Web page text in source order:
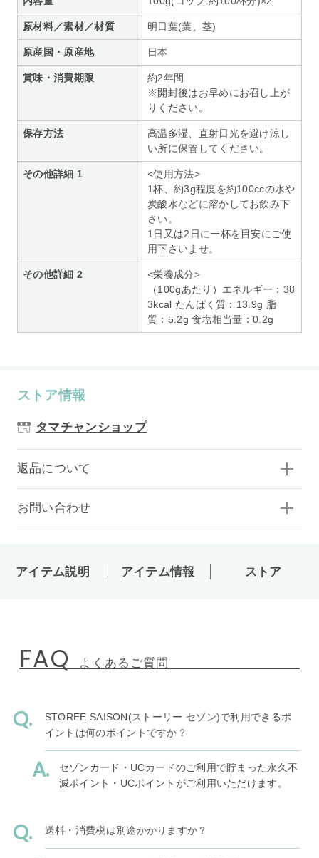
原材料／素材／材質 明日葉(葉、茎)
原産国・原産地 日本
賞味・消費期限
約2年間
※開封後はお早めにお召し上が
りください。
保存方法
高温多湿、直射日光を避け涼し
い所に保管してください。
その他詳細 1
<使用方法>
1杯、約3g程度を約100ccの水や
炭酸水などに溶かしてお飲み下
さい。
1日又は2日に一杯を目安にご使
用下さいませ。
その他詳細 2
<栄養成分>
（100gあたり）エネルギー：38
3kcal たんぱく質：13.9g 脂
質：5.2g 食塩相当量：0.2g
ストア情報
タマチャンショップ
返品について
お問い合わせ
アイテム説明 アイテム情報 ストア
FAQ よくあるご質問
STOREE SAISON(ストーリー セゾン)で利用できるポ
イントは何のポイントですか？
セゾンカード・UCカードのご利用で貯まった永久不
滅ポイント・UCポイントがご利用いただけます。
送料・消費税は別途かかりますか？